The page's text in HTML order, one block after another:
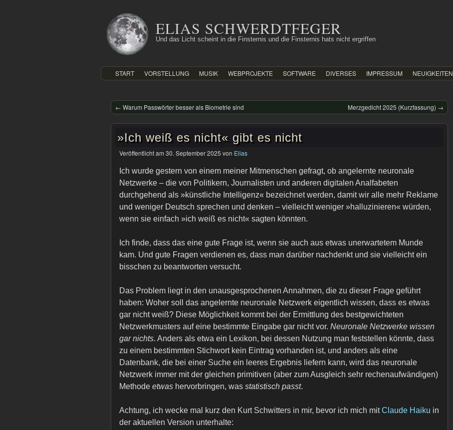
Inhalt
springen
ELIAS SCHWERDTFEGER
Und das Licht scheint in die Finsternis und die Finsternis hats nicht ergriffen
START VORSTELLUNG MUSIK WEBPROJEKTE SOFTWARE DIVERSES IMPRESSUM NEUIGKEITEN
← Warum Passwörter besser als Biometrie sind Merzgedicht 2025 (Kurzfassung) →
»Ich weiß es nicht« gibt es nicht
Veröffentlicht am 30. September 2025 von Elias
Ich wurde gestern von einem meiner Mitmenschen gefragt, ob angelernte neuronale
Netzwerke – die von Politikern, Journalisten und anderen digitalen Analfabeten
durchgehend als »künstliche Intelligenz« bezeichnet werden, damit wir alle mehr Reklame
und weniger Deutsch sprechen und denken – vielleicht weniger »halluzinieren« würden,
wenn sie einfach »ich weiß es nicht« sagten könnten.
Ich finde, dass das eine gute Frage ist, wenn sie auch aus etwas unerwartetem Munde
kam. Und gute Fragen verdienen es, dass man darüber nachdenkt und sie vielleicht ein
bisschen zu beantworten versucht.
Das Problem liegt in den unausgesprochenen Annahmen, die zu dieser Frage geführt
haben: Woher soll das angelernte neuronale Netzwerk eigentlich wissen, dass es etwas
gar nicht weiß? Diese Möglichkeit kommt bei der Ermittlung des bestgewichteten
Netzwerkmusters auf eine bestimmte Eingabe gar nicht vor. Neuronale Netzwerke wissen
gar nichts. Anders als etwa ein Lexikon, bei dessen Nutzung man feststellen könnte, dass
zu einem bestimmten Stichwort kein Eintrag vorhanden ist, und anders als eine
Datenbank, die bei einer Suche ein leeres Ergebnis liefern kann, wird das neuronale
Netzwerk immer mit der gleichen primitiven (aber zum Ausgleich sehr rechenaufwändigen)
Methode etwas hervorbringen, was statistisch passt.
Achtung, ich wecke mal kurz den Kurt Schwitters in mir, bevor ich mich mitClaude Haiku in
der aktuellen Version unterhalte: